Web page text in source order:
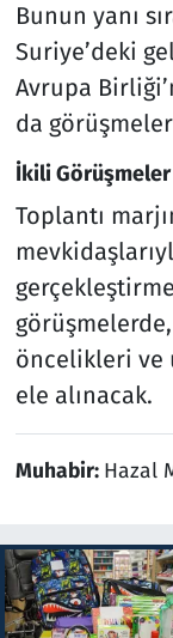
Bunun yanı
Suriye’deki
Avrupa
da
İkili Görüşmeler
Toplantı
öncelikleri ve
ele alınacak.
Muhabir: Hazal